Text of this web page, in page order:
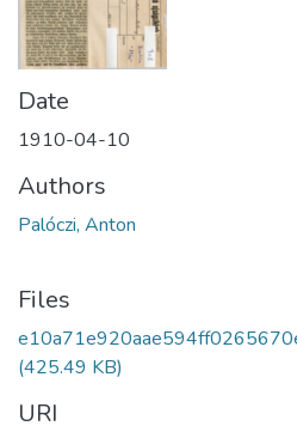
Date
1910-04-10
Authors
Palóczi, Anton
Files
(425.49 KB)
URI